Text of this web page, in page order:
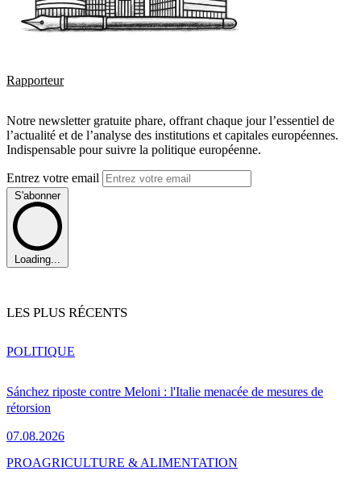
Rapporteur
Notre newsletter gratuite phare, offrant chaque jour l’essentiel de
l’actualité et de l’analyse des institutions et capitales européennes.
Indispensable pour suivre la politique européenne.
Entrez votre email
S'abonner
Loading...
LES PLUS RÉCENTS
Sánchez riposte contre Meloni : l'Italie menacée de mesures de
rétorsion
07.08.2026
POLITIQUE
PROAGRICULTURE & ALIMENTATION